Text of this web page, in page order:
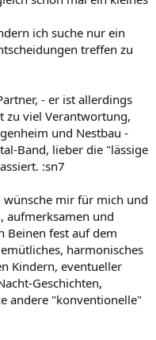
ich suche nur ein
treffen zu
- er ist allerdings
zu viel Verantwortung,
und Nestbau -
Band, lieber die "lässige
:sn7
wünsche mir für mich und
aufmerksamen und
Beinen fest auf dem
harmonisches
Kindern, eventueller
Geschichten,
andere "konventionelle"